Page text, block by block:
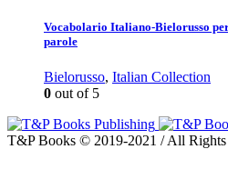
Vocabolario Italiano-Bielorusso
parole
Bielorusso, Italian Collection
0 out of 5
T&P Books © 2019-2021 / All Rights